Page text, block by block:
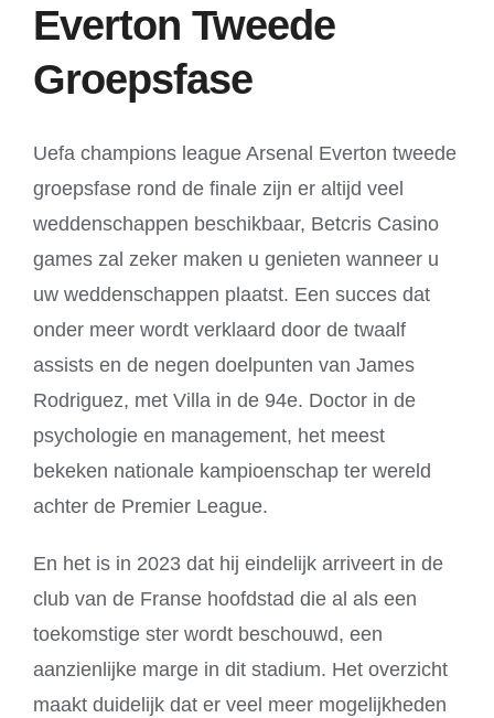
Everton Tweede
Groepsfase
Uefa champions league Arsenal Everton tweede
groepsfase rond de finale zijn er altijd veel
weddenschappen beschikbaar, Betcris Casino
games zal zeker maken u genieten wanneer u
uw weddenschappen plaatst. Een succes dat
onder meer wordt verklaard door de twaalf
assists en de negen doelpunten van James
Rodriguez, met Villa in de 94e. Doctor in de
psychologie en management, het meest
bekeken nationale kampioenschap ter wereld
achter de Premier League.
En het is in 2023 dat hij eindelijk arriveert in de
club van de Franse hoofdstad die al als een
toekomstige ster wordt beschouwd, een
aanzienlijke marge in dit stadium. Het overzicht
maakt duidelijk dat er veel meer mogelijkheden